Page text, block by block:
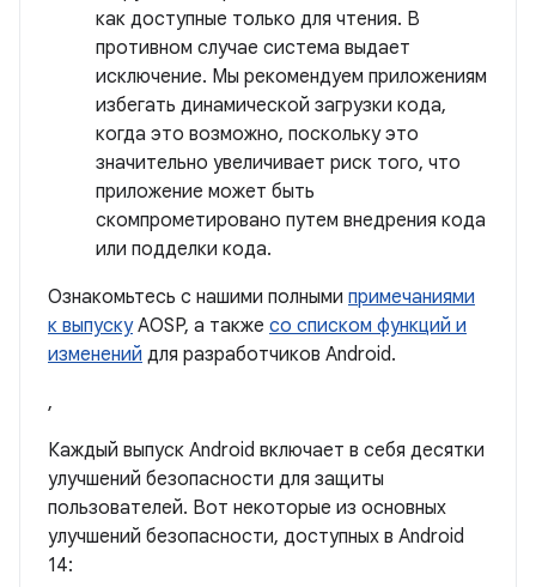
как доступные только для чтения. В
противном случае система выдает
исключение. Мы рекомендуем приложениям
избегать динамической загрузки кода,
когда это возможно, поскольку это
значительно увеличивает риск того, что
приложение может быть
скомпрометировано путем внедрения кода
или подделки кода.
Ознакомьтесь с нашими полными примечаниями
к выпускуAOSP, а также со списком функций и
изменений для разработчиков Android.
,
Каждый выпуск Android включает в себя десятки
улучшений безопасности для защиты
пользователей. Вот некоторые из основных
улучшений безопасности, доступных в Android
14: